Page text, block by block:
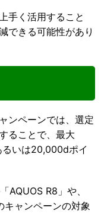
手く活用すること
できる可能性があり
ンペーンでは、選定
ることで、最大
いは20,000dポイ
AQUOS R8」や、
キャンペーンの対象